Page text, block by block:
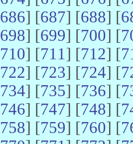
686] [687] [688] [
698] [699] [700] [
710] [711] [712] [
722] [723] [724] [
734] [735] [736] [
746] [747] [748] [
758] [759] [760] [